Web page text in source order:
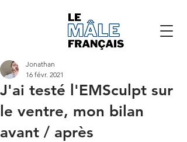
J'ai testé l'EMSculpt sur
le ventre, mon bilan
avant / après
Jonathan
16 févr. 2021